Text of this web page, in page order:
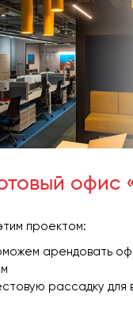
офис
проектом:
арендовать
рассадку для